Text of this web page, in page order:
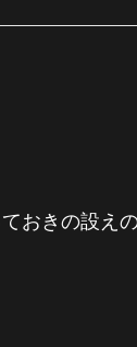
ておきの設え